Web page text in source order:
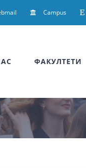
Campus
ФАКУЛТЕТИ